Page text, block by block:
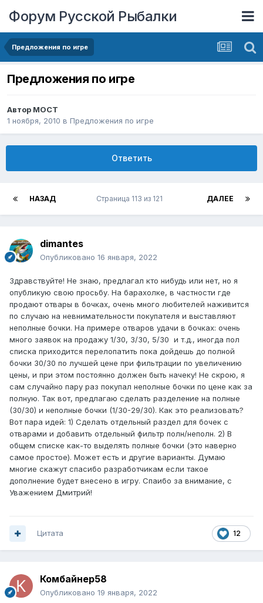
Форум Русской Рыбалки
Предложения по игре
Предложения по игре
Автор MOCT
1 ноября, 2010 в Предложения по игре
Ответить
НАЗАД ДАЛЕЕ
Страница 113 из 121
dimantes
Опубликовано 16 января, 2022
Здравствуйте! Не знаю, предлагал кто нибудь или нет, но я
опубликую свою просьбу. На барахолке, в частности где
продают отвары в бочках, очень много любителей наживится
по случаю на невнимательности покупателя и выставляют
неполные бочки. На примере отваров удачи в бочках: очень
много заявок на продажу 1/30, 3/30, 5/30 и т.д., иногда пол
списка приходится перелопатить пока дойдешь до полной
бочки 30/30 по лучшей цене при фильтрации по увеличению
цены, и при этом постоянно должен быть начеку! Не скрою, я
сам случайно пару раз покупал неполные бочки по цене как за
полную. Так вот, предлагаю сделать разделение на полные
(30/30) и неполные бочки (1/30-29/30). Как это реализовать?
Вот пара идей: 1) Сделать отдельный раздел для бочек с
отварами и добавить отдельный фильтр полн/неполн. 2) В
общем списке как-то выделять полные бочки (это наверно
самое простое). Может есть и другие варианты. Думаю
многие скажут спасибо разработчикам если такое
дополнение будет внесено в игру. Спаибо за внимание, с
Уважением Дмитрий!
12
Цитата
Комбайнер58
Опубликовано 19 января, 2022